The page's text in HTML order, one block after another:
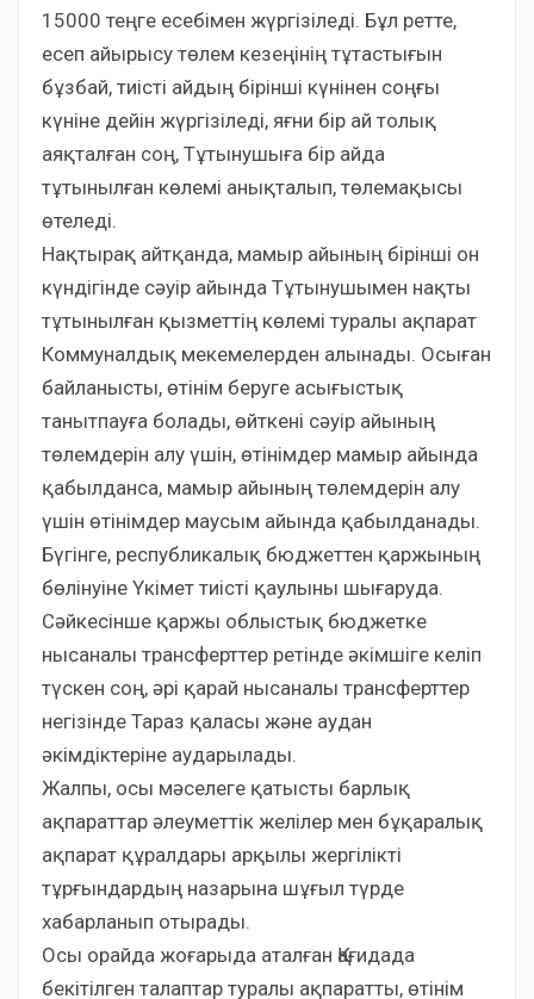
15000 теңге есебімен жүргізіледі. Бұл ретте,
есеп айырысу төлем кезеңінің тұтастығын
бұзбай, тиісті айдың бірінші күнінен соңғы
күніне дейін жүргізіледі, яғни бір ай толық
аяқталған соң, Тұтынушыға бір айда
тұтынылған көлемі анықталып, төлемақысы
өтеледі.
Нақтырақ айтқанда, мамыр айының бірінші он
күндігінде сәуір айында Тұтынушымен нақты
тұтынылған қызметтің көлемі туралы ақпарат
Коммуналдық мекемелерден алынады. Осыған
байланысты, өтінім беруге асығыстық
танытпауға болады, өйткені сәуір айының
төлемдерін алу үшін, өтінімдер мамыр айында
қабылданса, мамыр айының төлемдерін алу
үшін өтінімдер маусым айында қабылданады.
Бүгінге, республикалық бюджеттен қаржының
бөлінуіне Үкімет тиісті қаулыны шығаруда.
Сәйкесінше қаржы облыстық бюджетке
нысаналы трансферттер ретінде әкімшіге келіп
түскен соң, әрі қарай нысаналы трансферттер
негізінде Тараз қаласы және аудан
әкімдіктеріне аударылады.
Жалпы, осы мәселеге қатысты барлық
ақпараттар әлеуметтік желілер мен бұқаралық
ақпарат құралдары арқылы жергілікті
тұрғындардың назарына шұғыл түрде
хабарланып отырады.
Осы орайда жоғарыда аталған Қағидада
бекітілген талаптар туралы ақпаратты, өтінім